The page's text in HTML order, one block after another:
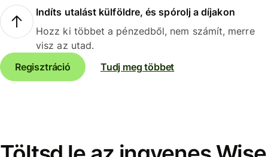
Indíts utalást külföldre, és spórolj a díjakon
Hozz ki többet a pénzedből, nem számít, merre
visz az utad.
Regisztráció
Tudj meg többet